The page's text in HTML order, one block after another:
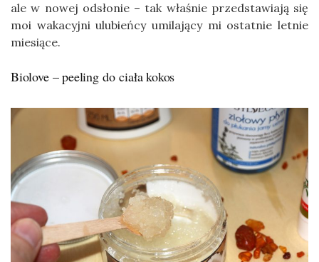
ale w nowej odsłonie – tak właśnie przedstawiają się
moi wakacyjni ulubieńcy umilający mi ostatnie letnie
miesiące.
Biolove – peeling do ciała kokos